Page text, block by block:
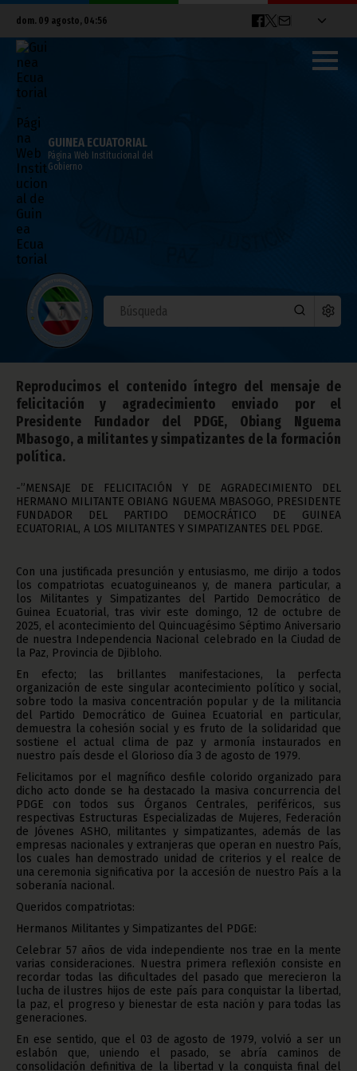
dom. 09 agosto, 04:56
GUINEA ECUATORIAL
Página Web Institucional del
Gobierno
Mensaje del Presidente Fundador del
PDGE en el 57 aniversario de la
Independencia Nacional
octubre 14, 2025
Noticias Presidencia
Reproducimos el contenido íntegro del mensaje de
felicitación y agradecimiento enviado por el
Presidente Fundador del PDGE, Obiang Nguema
Mbasogo, a militantes y simpatizantes de la formación
política.
-”MENSAJE DE FELICITACIÓN Y DE AGRADECIMIENTO DEL
HERMANO MILITANTE OBIANG NGUEMA MBASOGO, PRESIDENTE
FUNDADOR DEL PARTIDO DEMOCRÁTICO DE GUINEA
ECUATORIAL, A LOS MILITANTES Y SIMPATIZANTES DEL PDGE.
Con una justificada presunción y entusiasmo, me dirijo a todos
los compatriotas ecuatoguineanos y, de manera particular, a
los Militantes y Simpatizantes del Partido Democrático de
Guinea Ecuatorial, tras vivir este domingo, 12 de octubre de
2025, el acontecimiento del Quincuagésimo Séptimo Aniversario
de nuestra Independencia Nacional celebrado en la Ciudad de
la Paz, Provincia de Djibloho.
En efecto; las brillantes manifestaciones, la perfecta
organización de este singular acontecimiento político y social,
sobre todo la masiva concentración popular y de la militancia
del Partido Democrático de Guinea Ecuatorial en particular,
demuestra la cohesión social y es fruto de la solidaridad que
sostiene el actual clima de paz y armonía instaurados en
nuestro país desde el Glorioso día 3 de agosto de 1979.
Felicitamos por el magnífico desfile colorido organizado para
dicho acto donde se ha destacado la masiva concurrencia del
PDGE con todos sus Órganos Centrales, periféricos, sus
respectivas Estructuras Especializadas de Mujeres, Federación
de Jóvenes ASHO, militantes y simpatizantes, además de las
empresas nacionales y extranjeras que operan en nuestro País,
los cuales han demostrado unidad de criterios y el realce de
una ceremonia significativa por la accesión de nuestro País a la
soberanía nacional.
Queridos compatriotas:
Hermanos Militantes y Simpatizantes del PDGE:
Celebrar 57 años de vida independiente nos trae en la mente
varias consideraciones. Nuestra primera reflexión consiste en
recordar todas las dificultades del pasado que merecieron la
lucha de ilustres hijos de este país para conquistar la libertad,
la paz, el progreso y bienestar de esta nación y para todas las
generaciones.
En ese sentido, que el 03 de agosto de 1979, volvió a ser un
eslabón que, uniendo el pasado, se abría caminos de
consolidación definitiva de la libertad y la conquista final del